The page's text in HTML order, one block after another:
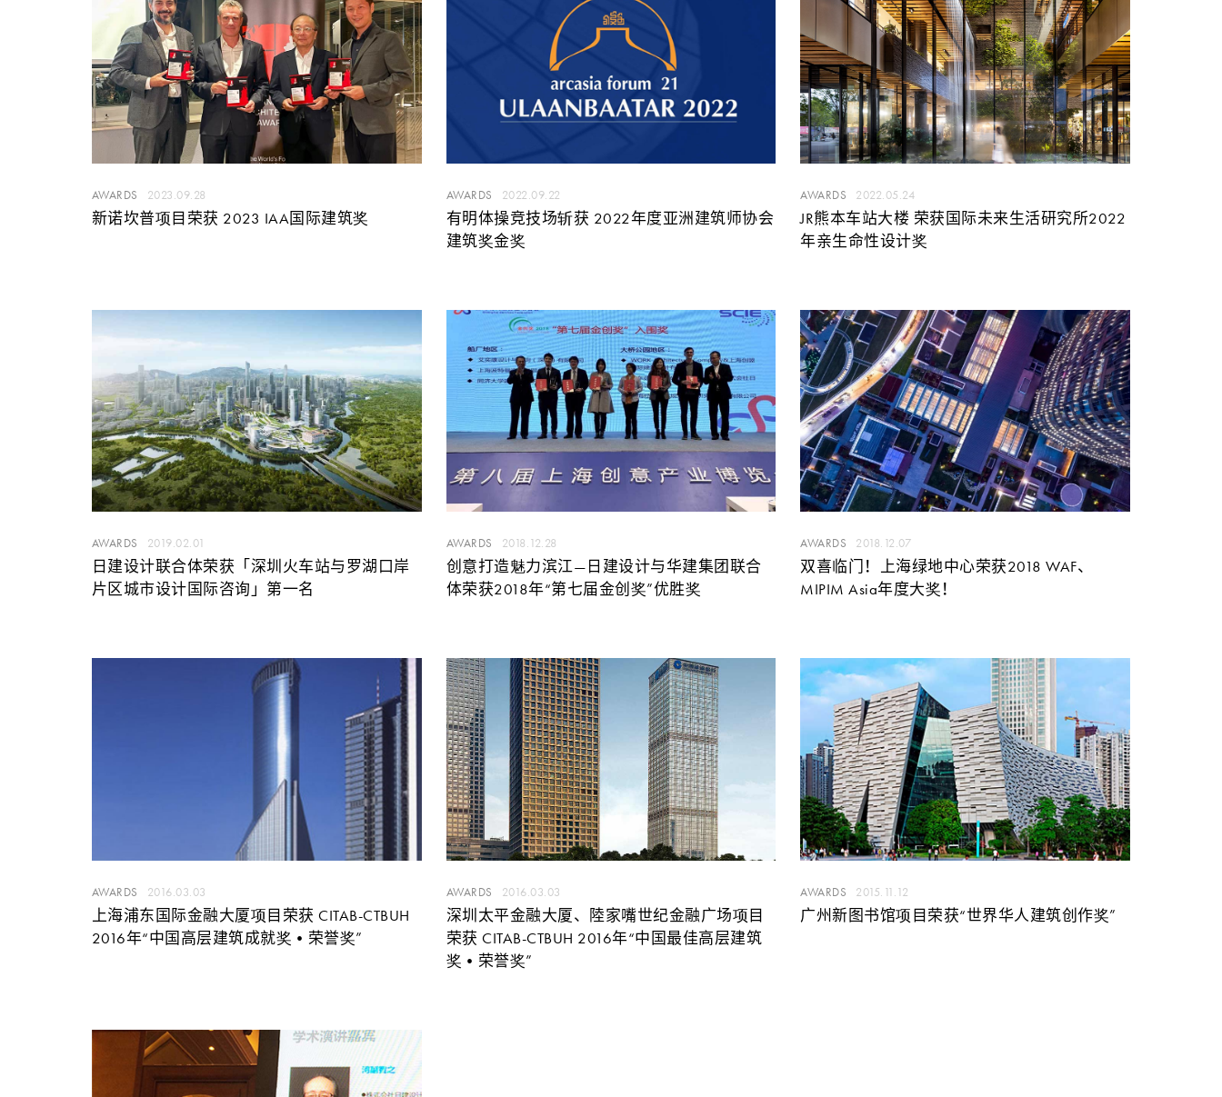
AWARDS 2023.09.28
新诺坎普项目荣获 2023 IAA国际建筑奖
AWARDS 2022.09.22
有明体操竞技场斩获 2022年度亚洲建筑师协会
建筑奖金奖
AWARDS 2022.05.24
JR熊本车站大楼 荣获国际未来生活研究所2022
年亲生命性设计奖
AWARDS 2019.02.01
日建设计联合体荣获「深圳火车站与罗湖口岸
片区城市设计国际咨询」第一名
AWARDS 2018.12.28
创意打造魅力滨江—日建设计与华建集团联合
体荣获2018年“第七届金创奖”优胜奖
AWARDS 2018.12.07
双喜临门！上海绿地中心荣获2018 WAF、
MIPIM Asia年度大奖！
AWARDS 2016.03.03
上海浦东国际金融大厦项目荣获 CITAB-CTBUH
2016年“中国高层建筑成就奖•荣誉奖”
AWARDS 2016.03.03
深圳太平金融大厦、陸家嘴世纪金融广场项目
荣获 CITAB-CTBUH 2016年“中国最佳高层建筑
奖•荣誉奖”
AWARDS 2015.11.12
广州新图书馆项目荣获“世界华人建筑创作奖”